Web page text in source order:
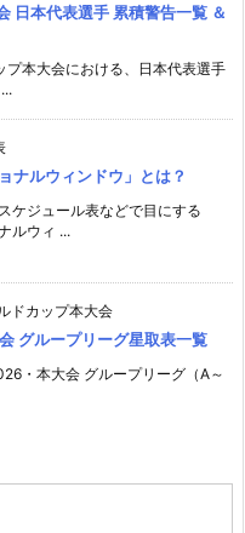
日本代表選手 累積警告一覧 ＆
プ本大会における、日本代表選手
ナルウィンドウ」とは？
ケジュール表などで目にする
ルウィ ...
ドカップ本大会
グループリーグ星取表一覧
・本大会 グループリーグ（A～